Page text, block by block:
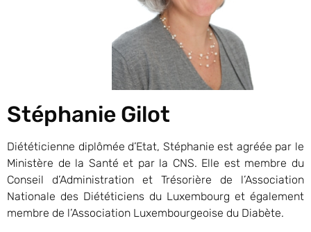
Stéphanie Gilot
Diététicienne diplômée d’Etat, Stéphanie est agréée par le
Ministère de la Santé et par la CNS. Elle est membre du
Conseil d’Administration et Trésorière de l’Association
Nationale des Diététiciens du Luxembourg et également
membre de l’Association Luxembourgeoise du Diabète.